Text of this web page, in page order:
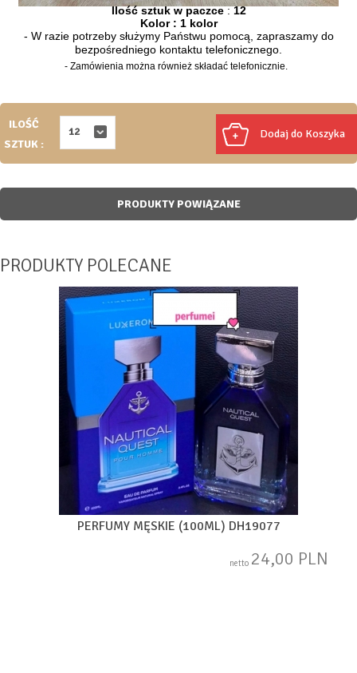
Ilość sztuk w paczce:12
Kolor : 1 kolor
- W razie potrzeby służymy Państwu pomocą, zapraszamy do
bezpośredniego kontaktu telefonicznego.
- Zamówienia można również składać telefonicznie.
Dodaj do Koszyka
ILOŚĆ
SZTUK :
12
PRODUKTY POWIĄZANE
PRODUKTY POLECANE
PERFUMY MĘSKIE (100ML) DH19077
netto 24,00 PLN